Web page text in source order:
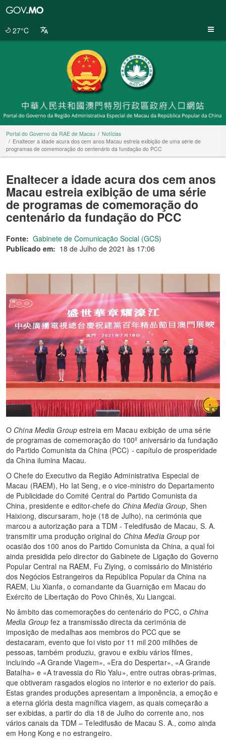
27°C
Portal do Governo da RAE de Macau
Notícias
Enaltecer a idade acura dos cem anos Macau estreia exibição de uma série de
programas de comemoração do centenário da fundação do PCC
Enaltecer a idade acura dos cem anos
Macau estreia exibição de uma série
de programas de comemoração do
centenário da fundação do PCC
Fonte: Gabinete de Comunicação Social (GCS)
Publicado em: 18 de Julho de 2021 às 17:06
O China Media Groupestreia em Macau exibição de uma série
de programas de comemoração do 100º aniversário da fundação
do Partido Comunista da China (PCC) - capítulo de prosperidade
da China ilumina Macau.
O Chefe do Executivo da Região Administrativa Especial de
Macau (RAEM), Ho Iat Seng, e o vice-ministro do Departamento
de Publicidade do Comité Central do Partido Comunista da
China, presidente e editor-chefe do China Media Group, Shen
Haixiong, discursaram, hoje (18 de Julho), na cerimónia que
marcou a autorização para a TDM - Teledifusão de Macau, S. A.
transmitir uma produção original do China Media Group por
ocasião dos 100 anos do Partido Comunista da China, a qual foi
ainda presidida pelo director do Gabinete de Ligação do Governo
Popular Central na RAEM, Fu Ziying, o comissário do Ministério
dos Negócios Estrangeiros da República Popular da China na
RAEM, Liu Xianfa, o comandante da Guarnição em Macau do
Exército de Libertação do Povo Chinês, Xu Liangcai.
No âmbito das comemorações do centenário do PCC, o China
Media Group fez a transmissão directa da cerimónia de
imposição de medalhas aos membros do PCC que se
destacaram, evento que foi visto por 11 mil 200 milhões de
pessoas, também produziu, gravou e exibiu vários filmes,
incluindo «A Grande Viagem», «Era do Despertar», «A Grande
Batalha» e «A travessia do Rio Yalu», entre outras obras-primas,
que obtiveram rasgados elogios no interior e no exterior do país.
Estas grandes produções apresentam a imponência, a emoção e
a eterna glória desta magnífica viagem, as quais começarão a
ser exibidas, a partir do dia 18 de Julho do corrente ano, nos
vários canais da TDM – Teledifusão de Macau S. A., como ainda
em Hong Kong e no estrangeiro.